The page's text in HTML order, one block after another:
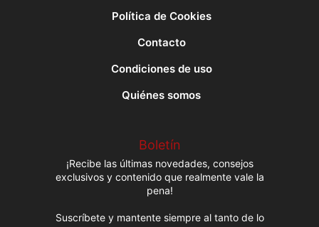
Política de Cookies
Contacto
Condiciones de uso
Quiénes somos
Boletín
¡Recibe las últimas novedades, consejos
exclusivos y contenido que realmente vale la
pena!
Suscríbete y mantente siempre al tanto de lo